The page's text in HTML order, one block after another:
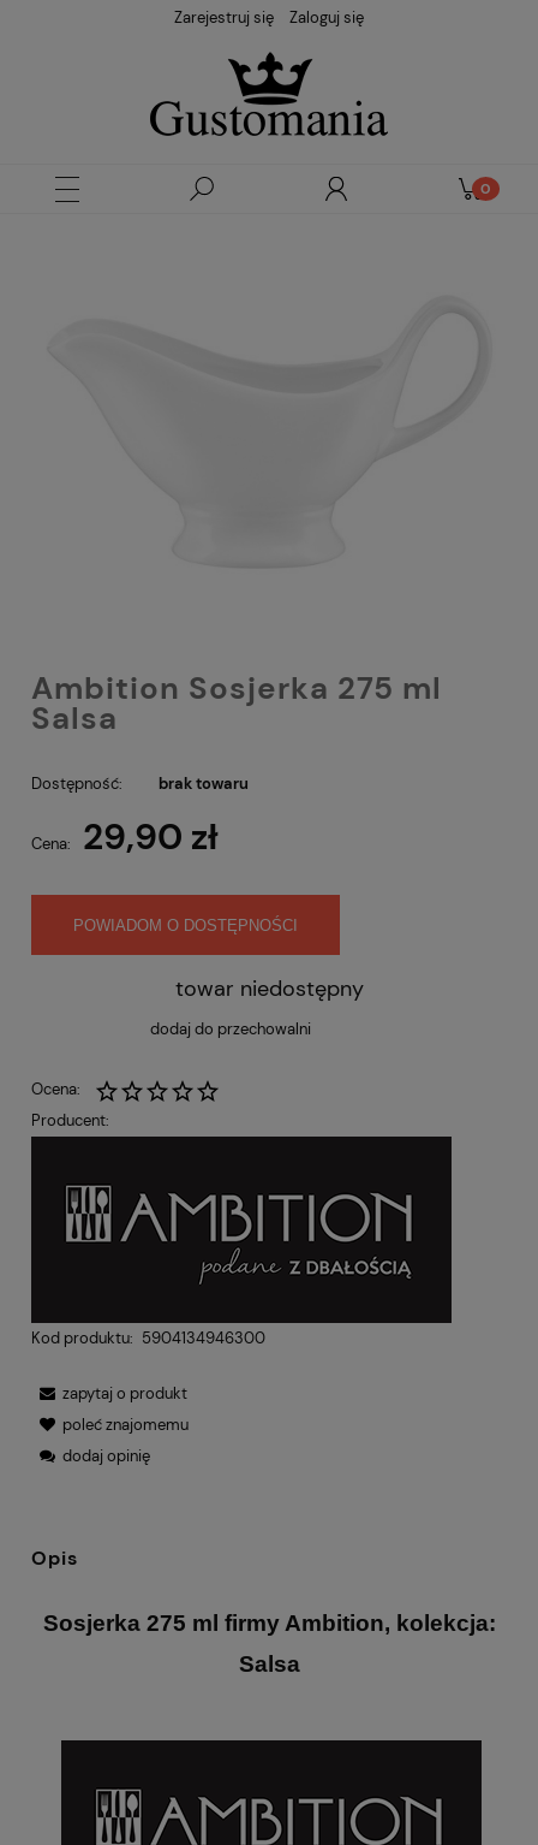
Zarejestruj się Zaloguj się
Ambition Sosjerka 275 ml
Salsa
Dostępność: brak towaru
Cena: 29,90 zł
POWIADOM O DOSTĘPNOŚCI
towar niedostępny
dodaj do przechowalni
Ocena:
Producent:
Kod produktu: 5904134946300
zapytaj o produkt
poleć znajomemu
dodaj opinię
Opis
Sosjerka 275 ml firmy Ambition, kolekcja:
Salsa